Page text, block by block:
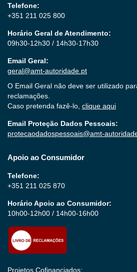
Telefone:
+351 211 025 800
Horário Geral de Atendimento:
09h30-12h30 / 14h30-17h30
Email Geral:
geral@amt-autoridade.pt
O Email Geral não deve ser utilizado
reclamações.
Caso pretenda fazê-lo, clique aqui
Email Proteção Dados Pessoais:
protecaodadospessoais@amt-
Apoio ao Consumidor
Telefone:
+351 211 025 870
Horário Apoio ao Consumidor:
10h00-12h00 / 14h00-16h00
Projetos Cofinanciados: